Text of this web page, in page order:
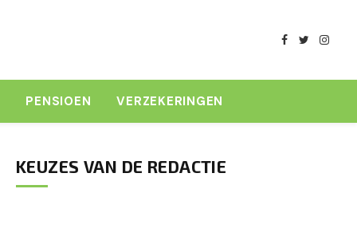
Facebook
Twitter
PENSIOEN VERZEKERINGEN
KEUZES VAN DE REDACTIE